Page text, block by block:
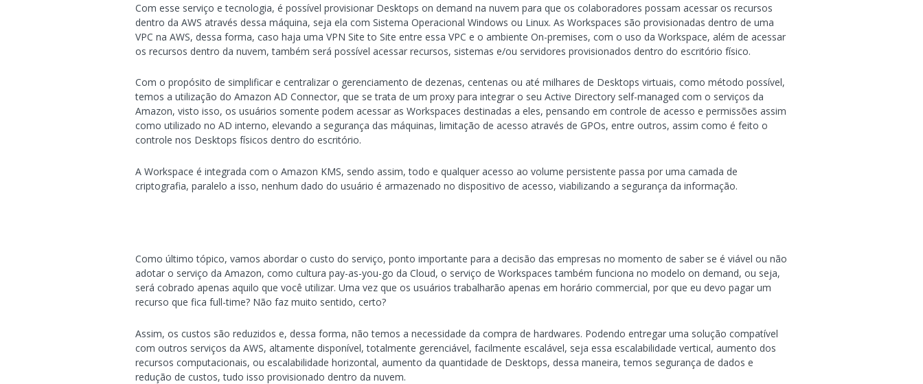
Com esse serviço e tecnologia, é possível provisionar Desktops on demand na nuvem para que os colaboradores possam acessar os recursos
dentro da AWS através dessa máquina, seja ela com Sistema Operacional Windows ou Linux. As Workspaces são provisionadas dentro de uma
VPC na AWS, dessa forma, caso haja uma VPN Site to Site entre essa VPC e o ambiente On-premises, com o uso da Workspace, além de acessar
os recursos dentro da nuvem, também será possível acessar recursos, sistemas e/ou servidores provisionados dentro do escritório físico.
Com o propósito de simplificar e centralizar o gerenciamento de dezenas, centenas ou até milhares de Desktops virtuais, como método possível,
temos a utilização do Amazon AD Connector, que se trata de um proxy para integrar o seu Active Directory self-managed com o serviços da
Amazon, visto isso, os usuários somente podem acessar as Workspaces destinadas a eles, pensando em controle de acesso e permissões assim
como utilizado no AD interno, elevando a segurança das máquinas, limitação de acesso através de GPOs, entre outros, assim como é feito o
controle nos Desktops físicos dentro do escritório.
A Workspace é integrada com o Amazon KMS, sendo assim, todo e qualquer acesso ao volume persistente passa por uma camada de
criptografia, paralelo a isso, nenhum dado do usuário é armazenado no dispositivo de acesso, viabilizando a segurança da informação.
Como último tópico, vamos abordar o custo do serviço, ponto importante para a decisão das empresas no momento de saber se é viável ou não
adotar o serviço da Amazon, como cultura pay-as-you-go da Cloud, o serviço de Workspaces também funciona no modelo on demand, ou seja,
será cobrado apenas aquilo que você utilizar. Uma vez que os usuários trabalharão apenas em horário commercial, por que eu devo pagar um
recurso que fica full-time? Não faz muito sentido, certo?
Assim, os custos são reduzidos e, dessa forma, não temos a necessidade da compra de hardwares. Podendo entregar uma solução compatível
com outros serviços da AWS, altamente disponível, totalmente gerenciável, facilmente escalável, seja essa escalabilidade vertical, aumento dos
recursos computacionais, ou escalabilidade horizontal, aumento da quantidade de Desktops, dessa maneira, temos segurança de dados e
redução de custos, tudo isso provisionado dentro da nuvem.